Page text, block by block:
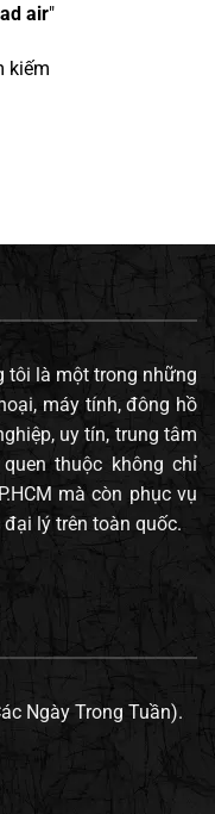
air"
kiếm
tôi là một trong những
máy tính, đông hồ
uy tín, trung tâm
thuộc không chỉ
mà còn phục vụ
lý trên toàn quốc.
Ngày Trong Tuần).